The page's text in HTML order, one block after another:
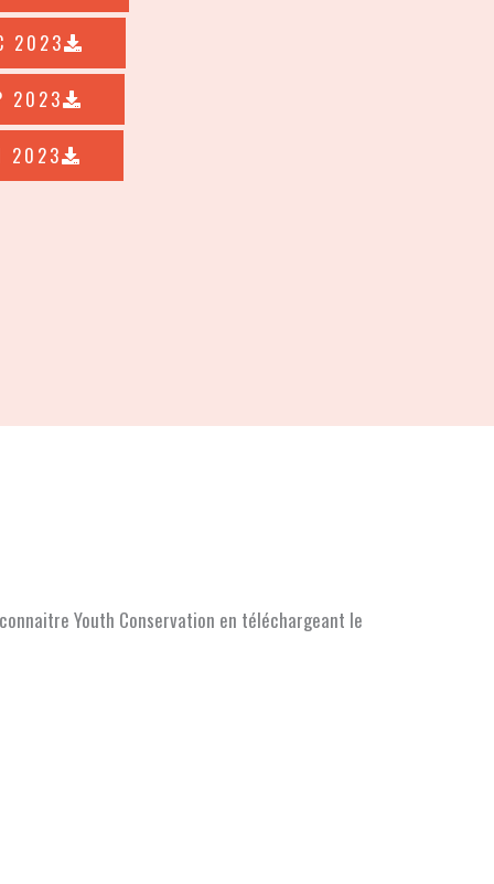
2023
2023
2023
Youth Conservation en téléchargeant le